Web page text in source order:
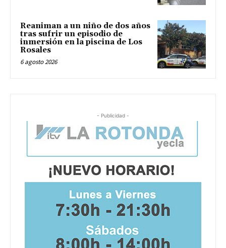
Reaniman a un niño de dos años
tras sufrir un episodio de
inmersión en la piscina de Los
Rosales
6 agosto 2026
- Publicidad -